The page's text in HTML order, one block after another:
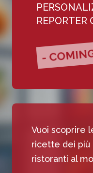
REPORTER
-
Vuoi scoprire
ricette dei più
ristoranti al